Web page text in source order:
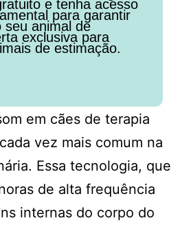
e tenha acesso
para garantir
seu animal de
exclusiva para
de estimação.
em cães de terapia
vez mais comum na
Essa tecnologia, que
de alta frequência
internas do corpo do